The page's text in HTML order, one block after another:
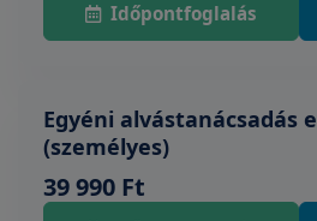
Időpontfoglalás
Egyéni alvástanácsadás
(személyes)
39 990 Ft